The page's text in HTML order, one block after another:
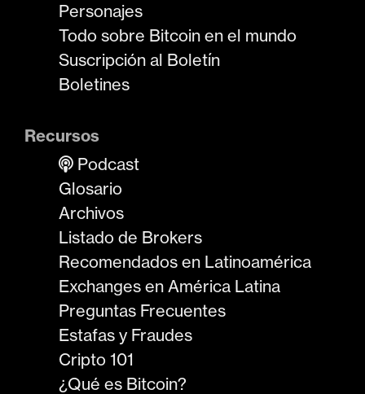
Personajes
Todo sobre Bitcoin en el mundo
Suscripción al Boletín
Boletines
Recursos
Podcast
Glosario
Archivos
Listado de Brokers
Recomendados en Latinoamérica
Exchanges en América Latina
Preguntas Frecuentes
Estafas y Fraudes
Cripto 101
¿Qué es Bitcoin?